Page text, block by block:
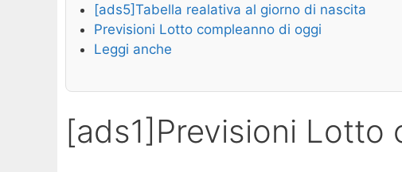
[ads5]Tabella realativa al giorno di nascita
Previsioni Lotto compleanno di oggi
Leggi anche
[ads1]Previsioni Lotto